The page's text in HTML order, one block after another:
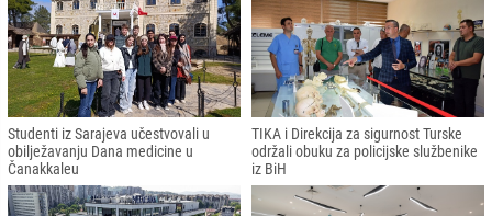
Studenti iz Sarajeva učestvovali u
obilježavanju Dana medicine u
Čanakkaleu
TIKA i Direkcija za sigurnost Turske
održali obuku za policijske službenike
iz BiH